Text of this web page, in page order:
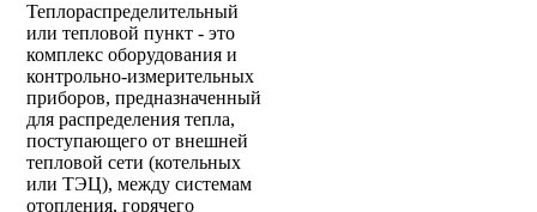
Теплораспределительный
или тепловой пункт - это
комплекс оборудования и
контрольно-измерительных
приборов, предназначенный
для распределения тепла,
поступающего от внешней
тепловой сети (котельных
или ТЭЦ), между системам
отопления, горячего